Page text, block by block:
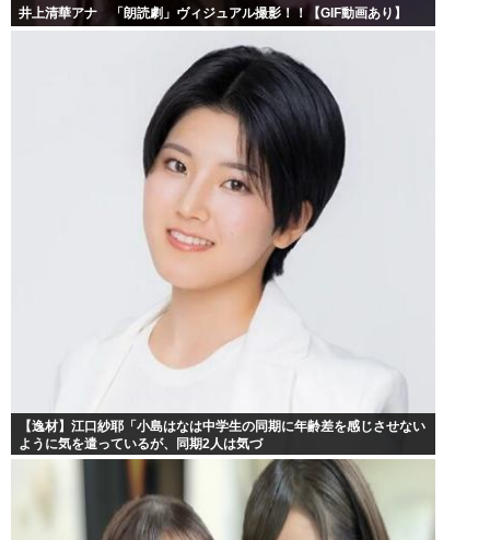
井上清華アナ 「朗読劇」ヴィジュアル撮影！！【GIF動画あり】
【逸材】江口紗耶「小島はなは中学生の同期に年齢差を感じさせない
ように気を遣っているが、同期2人は気づ